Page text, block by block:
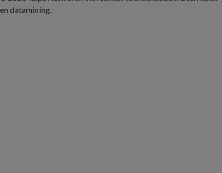
en datamining.